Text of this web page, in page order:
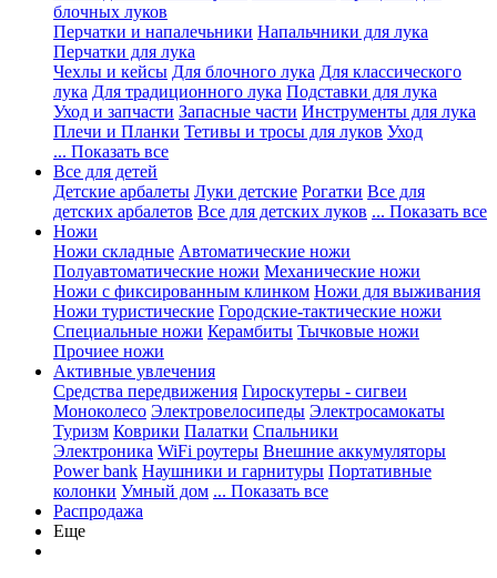
блочных луков
Перчатки и напалечьники Напальчники для лука
Перчатки для лука
Чехлы и кейсы Для блочного лука Для классического
лука Для традиционного лука Подставки для лука
Уход и запчасти Запасные части Инструменты для лука
Плечи и Планки Тетивы и тросы для луков Уход
... Показать все
Все для детей
Детские арбалеты Луки детские Рогатки Все для
детских арбалетов Все для детских луков ... Показать все
Ножи
Ножи складные Автоматические ножи
Полуавтоматические ножи Механические ножи
Ножи с фиксированным клинком Ножи для выживания
Ножи туристические Городские-тактические ножи
Специальные ножи Керамбиты Тычковые ножи
Прочиее ножи
Активные увлечения
Средства передвижения Гироскутеры - сигвеи
Моноколесо Электровелосипеды Электросамокаты
Туризм Коврики Палатки Спальники
Электроника WiFi роутеры Внешние аккумуляторы
Power bank Наушники и гарнитуры Портативные
колонки Умный дом ... Показать все
Распродажа
Еще